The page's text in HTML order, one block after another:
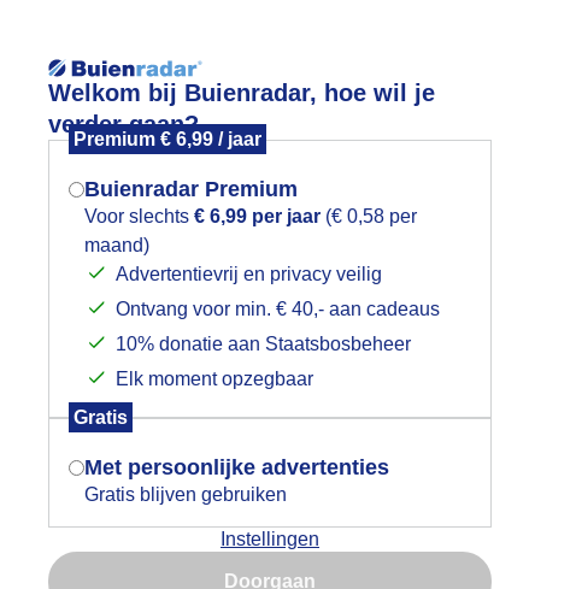
Welkom bij Buienradar, hoe wil je
verder gaan?
Premium € 6,99 / jaar
Buienradar Premium
Voor slechts € 6,99 per jaar (€ 0,58 per
maand)
Advertentievrij en privacy veilig
Ontvang voor min. € 40,- aan cadeaus
10% donatie aan Staatsbosbeheer
Elk moment opzegbaar
Gratis
Met persoonlijke advertenties
Gratis blijven gebruiken
Instellingen
Doorgaan
Lees meer.
Foto en video Weerzine
Zoeken in foto
meteen paar wolkjes
Mogen we je locatie gebruiken voor
het weer?
Indien je hier nog geen akkoord op hebt
gegeven, verschijnt er zo een pop-up uit
je browser waarin deze toestemming
gevraagd wordt.
Is goed, toon de popup